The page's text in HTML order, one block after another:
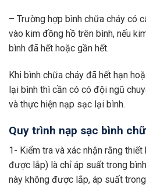
– Trường hợp bình chữa cháy có
vào kim đồng hồ trên bình, nếu
bình đã hết hoặc gần hết.
Khi bình chữa cháy đã hết hạn
lại bình thì cần có có đội ngũ
và thực hiện nạp sạc lại bình.
Quy trình nạp sạc bình
1- Kiểm tra và xác nhận rằng
được lắp) là chỉ áp suất trong
này không được lắp, áp suất